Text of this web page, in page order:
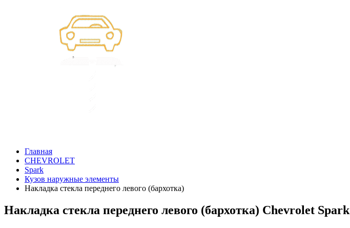
Главная
CHEVROLET
Spark
Кузов наружные элементы
Накладка стекла переднего левого (бархотка)
Накладка стекла переднего левого (бархотка) Chevrolet Spark